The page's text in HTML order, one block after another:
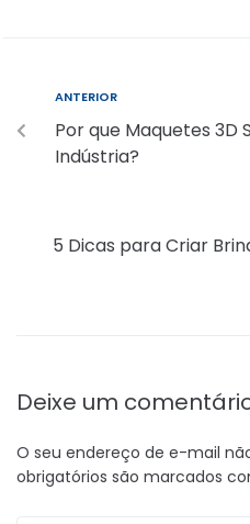
ANTERIOR
Por que Maquetes 3D
Indústria?
5 Dicas para Criar
Deixe um
O seu endereço de e-mail
obrigatórios são marcados